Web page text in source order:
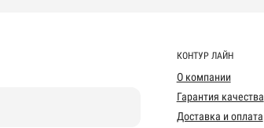
КОНТУР ЛАЙН
О компании
Гарантия качества
Доставка и оплата